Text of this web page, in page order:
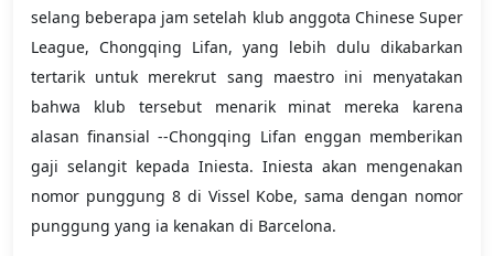
selang beberapa jam setelah klub anggota Chinese Super
League, Chongqing Lifan, yang lebih dulu dikabarkan
tertarik untuk merekrut sang maestro ini menyatakan
bahwa klub tersebut menarik minat mereka karena
alasan finansial --Chongqing Lifan enggan memberikan
gaji selangit kepada Iniesta. Iniesta akan mengenakan
nomor punggung 8 di Vissel Kobe, sama dengan nomor
punggung yang ia kenakan di Barcelona.